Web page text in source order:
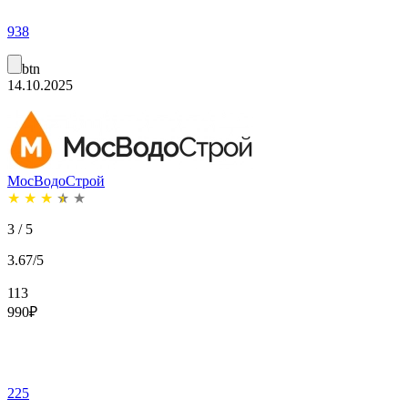
938
btn
14.10.2025
МосВодоСтрой
★ ★ ★ ★ ★
3 / 5
3.67/5
113
990₽
225